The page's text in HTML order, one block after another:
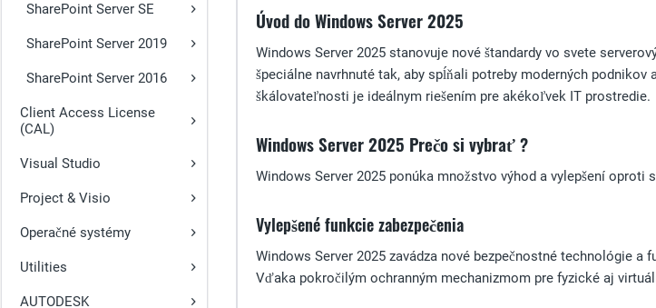
SharePoint Server SE
SharePoint Server 2019
SharePoint Server 2016
Client Access License
(CAL)
Visual Studio
Project & Visio
Operačné systémy
Utilities
AUTODESK
Úvod do Windows Server 2025
Windows Server 2025 stanovuje nové štandardy vo svete
špeciálne navrhnuté tak, aby spĺňali potreby moderných
škálovateľnosti je ideálnym riešením pre akékoľvek IT prostredie.
Windows Server 2025 Prečo si vybrať ?
Windows Server 2025 ponúka množstvo výhod a vylepšení
Vylepšené funkcie zabezpečenia
Windows Server 2025 zavádza nové bezpečnostné technológie
Vďaka pokročilým ochranným mechanizmom pre fyzické aj